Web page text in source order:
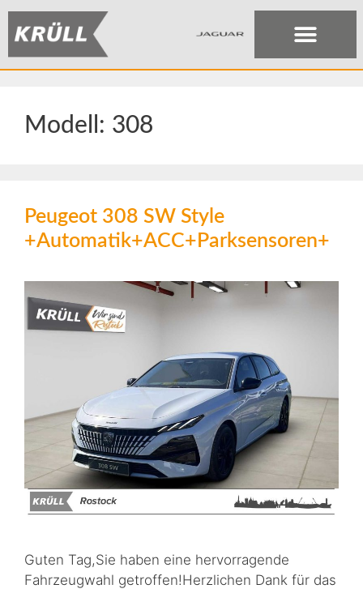
Modell: 308
Peugeot 308 SW Style
+Automatik+ACC+Parksensoren+
Guten Tag,Sie haben eine hervorragende
Fahrzeugwahl getroffen!Herzlichen Dank für das